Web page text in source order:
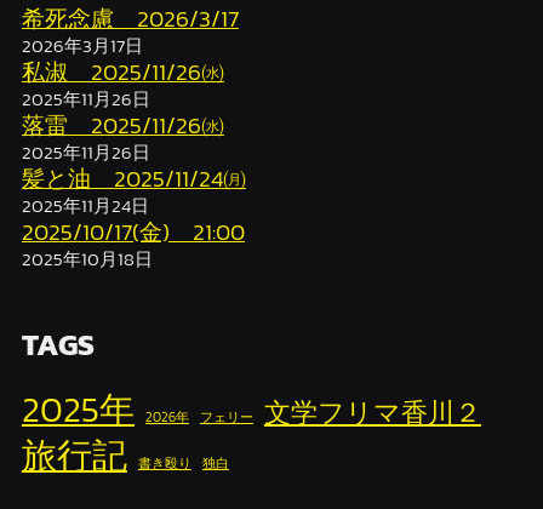
希死念慮 2026/3/17
2026年3月17日
私淑 2025/11/26㈬
2025年11月26日
落雷 2025/11/26㈬
2025年11月26日
髪と油 2025/11/24㈪
2025年11月24日
2025/10/17(金) 21:00
2025年10月18日
TAGS
2025年 2026年 フェリー 文学フリマ香川２
旅行記 書き殴り 独白